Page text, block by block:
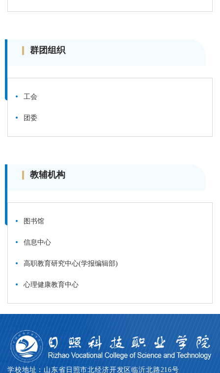
群团组织
工会
团委
教辅机构
图书馆
信息中心
高职教育研究中心(学报编辑部)
心理健康教育中心
学校地址：山东省日照市北经济开发区临沂北路216号